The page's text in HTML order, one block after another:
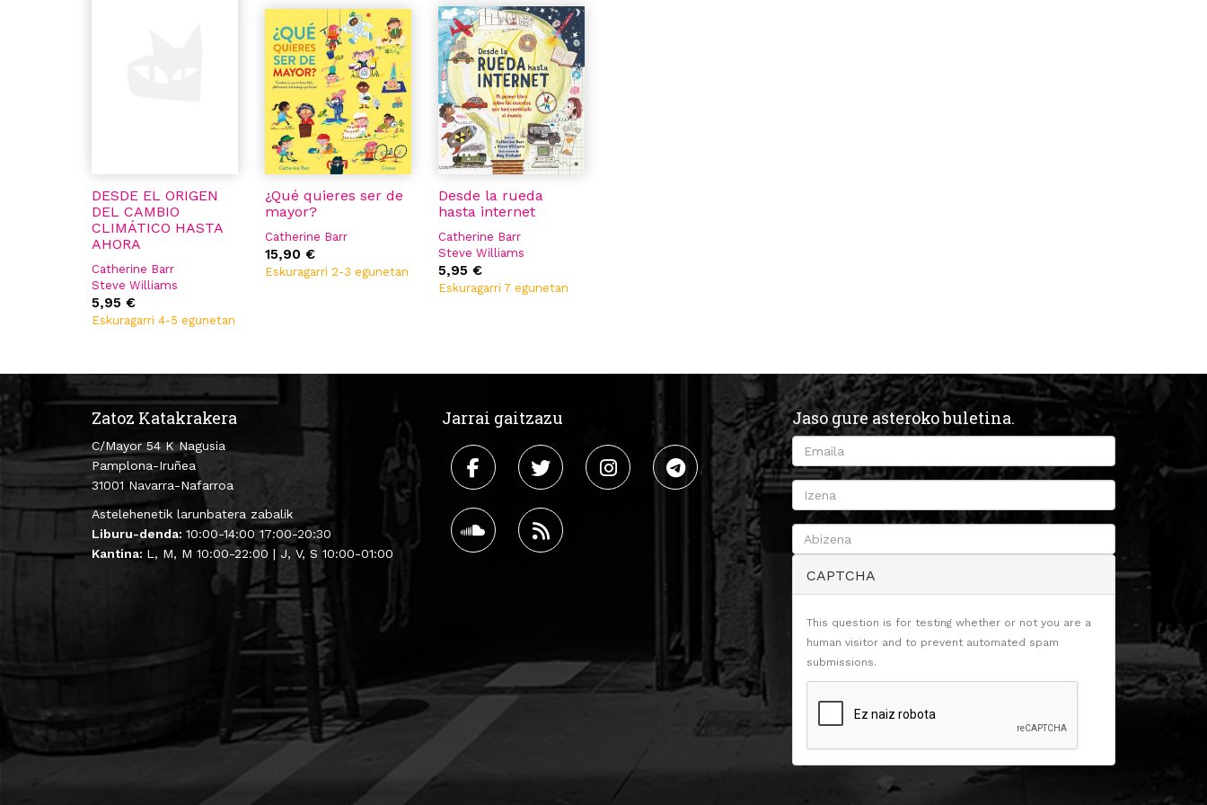
DESDE EL ORIGEN
DEL CAMBIO
CLIMÁTICO HASTA
AHORA
Catherine Barr
Steve Williams
5,95 €
Eskuragarri 4-5 egunetan
¿Qué quieres ser de
mayor?
Catherine Barr
15,90 €
Eskuragarri 2-3 egunetan
Desde la rueda
hasta internet
Catherine Barr
Steve Williams
5,95 €
Eskuragarri 7 egunetan
Zatoz Katakrakera
C/Mayor 54 K Nagusia
Pamplona-Iruñea
31001 Navarra-Nafarroa
Astelehenetik larunbatera zabalik
Liburu-denda: 10:00-14:00 17:00-20:30
Kantina: L, M, M 10:00-22:00 | J, V, S 10:00-01:00
Jarrai gaitzazu Jaso gure asteroko buletina.
CAPTCHA
This question is for testing whether or not you are a
human visitor and to prevent automated spam
submissions.